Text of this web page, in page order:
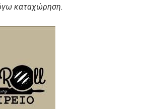
καταχώρηση.